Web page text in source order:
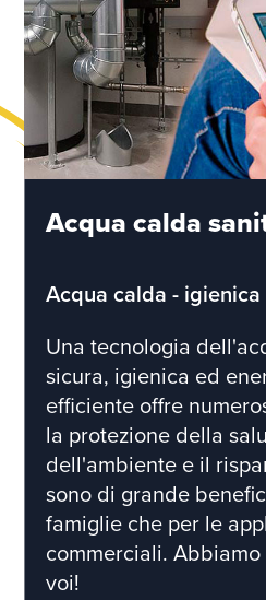
Acqua calda
Acqua calda -
Una tecnologia
sicura, igienica ed
efficiente offre
la protezione della
dell'ambiente e il
sono di grande
famiglie che per le
commerciali.
voi!